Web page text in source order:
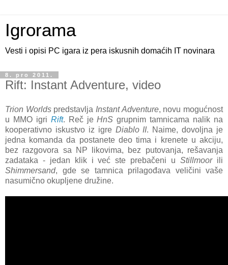
Igrorama
Vesti i opisi PC igara iz pera iskusnih domaćih IT novinara
8. pro 2011.
Rift: Instant Adventure, video
Trion Worldspredstavlja Instant Adventure, novu mogućnost
u MMO igri Rift. Reč jeHnS grupnim tamnicama nalik na
kooperativno iskustvo iz igre Diablo II. Naime, dovoljna je
jedna komanda da postanete deo tima i krenete u akciju,
bez razgovora sa NP likovima, bez putovanja, rešavanja
zadataka - jedan klik i već ste prebačeni uStillmoorili
Shimmersand, gde se tamnica prilagođava veličini vaše
nasumično okupljene družine.